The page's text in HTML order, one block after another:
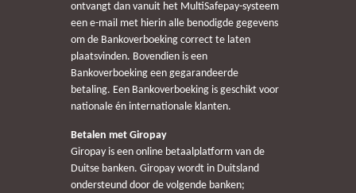
ontvangt dan vanuit het MultiSafepay-systeem
een e-mail met hierin alle benodigde gegevens
om de Bankoverboeking correct te laten
plaatsvinden. Bovendien is een
Bankoverboeking een gegarandeerde
betaling. Een Bankoverboeking is geschikt voor
nationale én internationale klanten.
Betalen met Giropay
Giropay is een online betaalplatform van de
Duitse banken. Giropay wordt in Duitsland
ondersteund door de volgende banken;